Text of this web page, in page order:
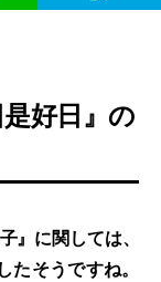
好日』の
』に関しては、
そうですね。